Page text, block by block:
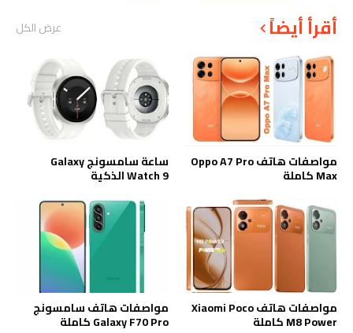
أقرأ أيضاً عرض الكل
مواصفات هاتف Oppo A7 Pro
Max كاملة
ساعة سامسونج Galaxy
Watch 9 الذكية
مواصفات هاتف Xiaomi Poco
M8 Power كاملة
مواصفات هاتف سامسونج
Galaxy F70 Pro كاملة